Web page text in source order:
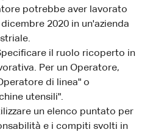
potrebbe aver lavorato
2020 in un'azienda
il ruolo ricoperto in
Per un Operatore,
di linea" o
utensili".
un elenco puntato per
e i compiti svolti in